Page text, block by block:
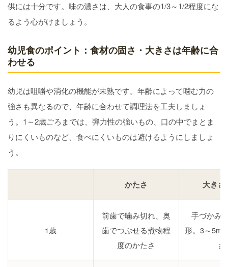
供には十分です。味の濃さは、大人の食事の1/3～1/2程度にな
るよう心がけましょう。
幼児食のポイント：食材の固さ・大きさは年齢に合
わせる
幼児は咀嚼や消化の機能が未熟です。年齢によって噛む力の
強さも異なるので、年齢に合わせて調理法を工夫しましょ
う。1～2歳ごろまでは、弾力性の強いもの、口の中でまとま
りにくいものなど、食べにくいものは避けるようにしましょ
う。
かたさ 大きさ
1歳
前歯で噛み切れ、奥
歯でつぶせる煮物程
度のかたさ
手づかみ
形。3～
さ